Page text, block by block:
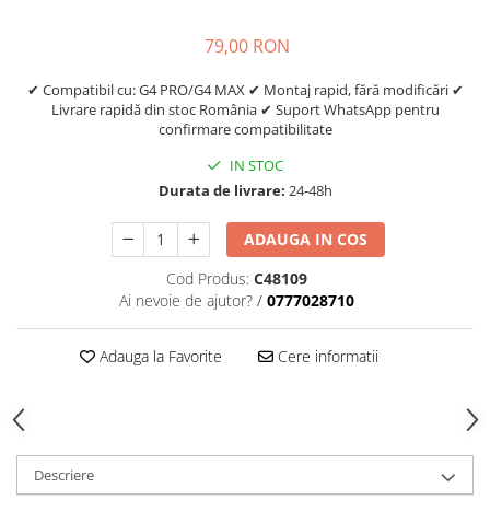
Cauciucuri
https://www.doctortrotineta.ro/camere-
https://www.doctortrotineta.ro/cauciucuri-
https://www.doctortrotineta.ro/cauciucuri-
cauciucuri-bicicleta
Cauciuc tubeless cu GEL antipană
Accesorii
Trotinete electrice
Biciclete Electrice
Anvelope moto
79,00 RON
✔ Compatibil cu: G4 PRO/G4 MAX ✔ Montaj rapid, fără modificări ✔
Livrare rapidă din stoc România ✔ Suport WhatsApp pentru
confirmare compatibilitate
IN STOC
Durata de livrare: 24-48h
ADAUGA IN COS
Cod Produs: C48109
Ai nevoie de ajutor? / 0777028710
Adauga la Favorite Cere informatii
Descriere